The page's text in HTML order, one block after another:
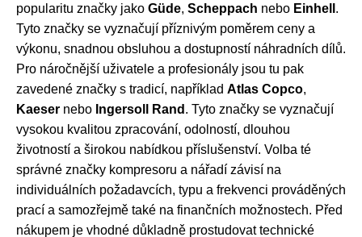
popularitu značky jako Güde, Scheppach nebo Einhell .
Tyto značky se vyznačují příznivým poměrem ceny a
výkonu, snadnou obsluhou a dostupností náhradních dílů.
Pro náročnější uživatele a profesionály jsou tu pak
zavedené značky s tradicí, například Atlas Copco,
Kaeser nebo Ingersoll Rand . Tyto značky se vyznačují
vysokou kvalitou zpracování, odolností, dlouhou
životností a širokou nabídkou příslušenství. Volba té
správné značky kompresoru a nářadí závisí na
individuálních požadavcích, typu a frekvenci prováděných
prací a samozřejmě také na finančních možnostech. Před
nákupem je vhodné důkladně prostudovat technické